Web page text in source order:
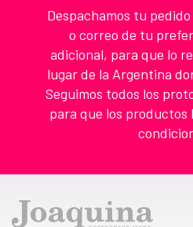
Despachamos tu
o correo de tu
adicional, para que lo
lugar de la Argentina
Seguimos todos los
para que los productos